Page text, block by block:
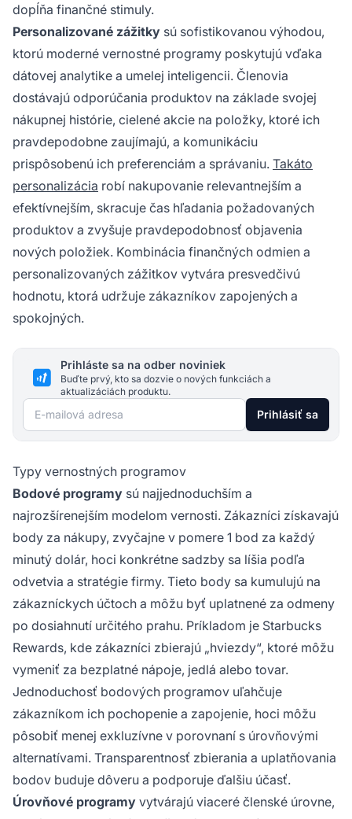
dopĺňa finančné stimuly.
Personalizované zážitky sú sofistikovanou výhodou,
ktorú moderné vernostné programy poskytujú vďaka
dátovej analytike a umelej inteligencii. Členovia
dostávajú odporúčania produktov na základe svojej
nákupnej histórie, cielené akcie na položky, ktoré ich
pravdepodobne zaujímajú, a komunikáciu
prispôsobenú ich preferenciám a správaniu. Takáto
personalizácia robí nakupovanie relevantnejším a
efektívnejším, skracuje čas hľadania požadovaných
produktov a zvyšuje pravdepodobnosť objavenia
nových položiek. Kombinácia finančných odmien a
personalizovaných zážitkov vytvára presvedčivú
hodnotu, ktorá udržuje zákazníkov zapojených a
spokojných.
Prihláste sa na odber noviniek
Buďte prvý, kto sa dozvie o nových funkciách a
aktualizáciách produktu.
E-mailová adresa Prihlásiť sa
Typy vernostných programov
Bodové programy sú najjednoduchším a
najrozšírenejším modelom vernosti. Zákazníci získavajú
body za nákupy, zvyčajne v pomere 1 bod za každý
minutý dolár, hoci konkrétne sadzby sa líšia podľa
odvetvia a stratégie firmy. Tieto body sa kumulujú na
zákazníckych účtoch a môžu byť uplatnené za odmeny
po dosiahnutí určitého prahu. Príkladom je Starbucks
Rewards, kde zákazníci zbierajú „hviezdy“, ktoré môžu
vymeniť za bezplatné nápoje, jedlá alebo tovar.
Jednoduchosť bodových programov uľahčuje
zákazníkom ich pochopenie a zapojenie, hoci môžu
pôsobiť menej exkluzívne v porovnaní s úrovňovými
alternatívami. Transparentnosť zbierania a uplatňovania
bodov buduje dôveru a podporuje ďalšiu účasť.
Úrovňové programy vytvárajú viaceré členské úrovne,